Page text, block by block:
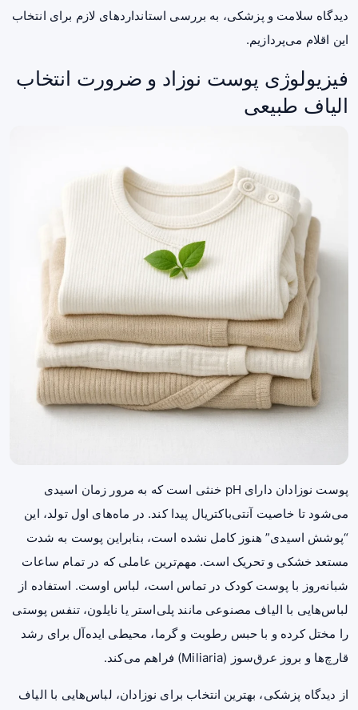
دیدگاه سلامت و پزشکی، به بررسی استانداردهای لازم برای انتخاب
این اقلام می‌پردازیم.
فیزیولوژی پوست نوزاد و ضرورت انتخاب
الیاف طبیعی
پوست نوزادان دارای pH خنثی است که به مرور زمان اسیدی
می‌شود تا خاصیت آنتی‌باکتریال پیدا کند. در ماه‌های اول تولد، این
“پوشش اسیدی” هنوز کامل نشده است، بنابراین پوست به شدت
مستعد خشکی و تحریک است. مهم‌ترین عاملی که در تمام ساعات
شبانه‌روز با پوست کودک در تماس است، لباس اوست. استفاده از
لباس‌هایی با الیاف مصنوعی مانند پلی‌استر یا نایلون، تنفس پوستی
را مختل کرده و با حبس رطوبت و گرما، محیطی ایده‌آل برای رشد
قارچ‌ها و بروز عرق‌سوز (Miliaria) فراهم می‌کند.
از دیدگاه پزشکی، بهترین انتخاب برای نوزادان، لباس‌هایی با الیاف